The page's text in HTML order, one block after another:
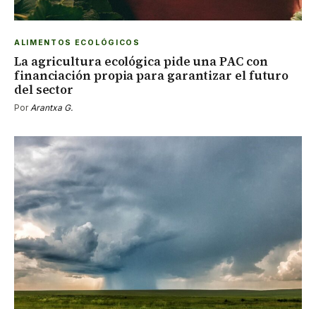
ALIMENTOS ECOLÓGICOS
La agricultura ecológica pide una PAC con
financiación propia para garantizar el futuro
del sector
PorArantxa G.